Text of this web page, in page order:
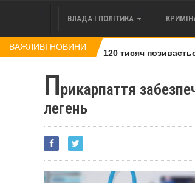
ВЛАДА І ПОЛІТИКА
ВАЖЛИВІ НОВИНИ
права вимоги за 120 тисяч позивається
Прикарпаття
легень